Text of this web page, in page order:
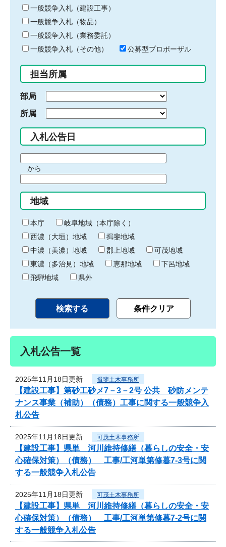
キ
ー
ワ
ー
ド
入
力
一般競争入札（建設工事）
一般競争入札（物品）
一般競争入札（業務委託）
一般競争入札（その他）
公募型プロポーザル
担当所属
部局
所属
入札公告日
間
始
り
から
間
終
わ
り
地域
本庁
岐阜地域（本庁除く）
西濃（大垣）地域
揖斐地域
中濃（美濃）地域
郡上地域
可茂地域
東濃（多治見）地域
恵那地域
下呂地域
飛騨地域
県外
入札公告一覧
2025年11月18日更新 揖斐土木事務所
【建設工事】第砂工砂メ7－3－2号 公共 砂防メンテ
ナンス事業（補助）（債務）工事に関する一般競争入
札公告
2025年11月18日更新 可茂土木事務所
【建設工事】県単 河川維持修繕（暮らしの安全・安
心確保対策）（債務） 工事/工河単第修暮7-3号に関
する一般競争入札公告
2025年11月18日更新 可茂土木事務所
【建設工事】県単 河川維持修繕（暮らしの安全・安
心確保対策）（債務） 工事/工河単第修暮7-2号に関
する一般競争入札公告